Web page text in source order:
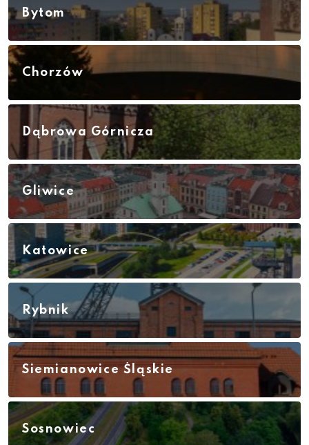
Bytom
Chorzów
Dąbrowa Górnicza
Gliwice
Katowice
Rybnik
Siemianowice Śląskie
Sosnowiec